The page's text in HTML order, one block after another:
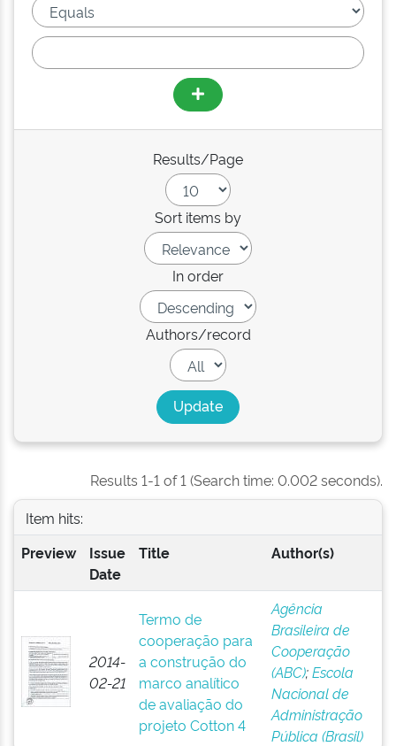
Results/Page
Sort items by
In order
Authors/record
Results 1-1 of 1 (Search time: 0.002 seconds).
Item hits:
Preview
Issue
Date
Title Author(s)
2014-
02-21
Termo de
cooperação para
a construção do
marco analítico
de avaliação do
projeto Cotton 4
Agência
Brasileira de
Cooperação
(ABC);Escola
Nacional de
Administração
Pública (Brasil)